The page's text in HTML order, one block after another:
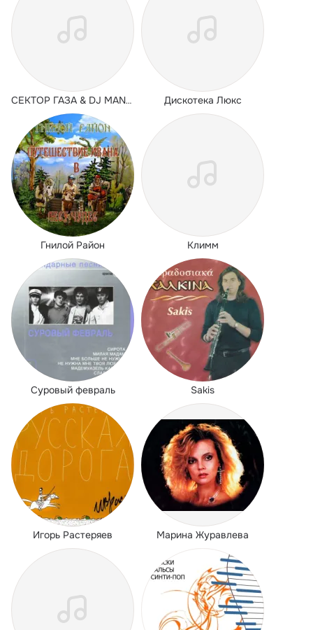
СЕКТОР ГАЗА & DJ MANOYLOV Дискотека Люкс
Гнилой Район Климм
Суровый февраль Sakis
Игорь Растеряев Марина Журавлева